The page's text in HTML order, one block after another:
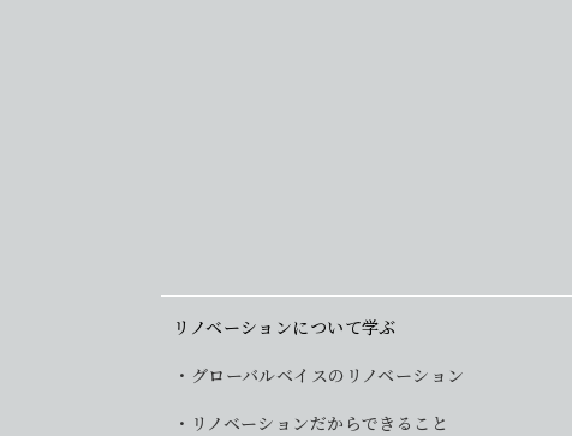
リノベーションについて学ぶ
グローバルベイスのリノベーション
リノベーションだからできること